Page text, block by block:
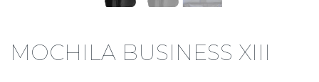
MOCHILA BUSINESS XIII